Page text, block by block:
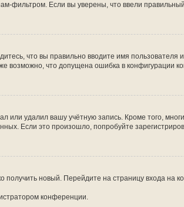
фильтром. Если вы уверены, что ввели
что вы правильно вводите имя
возможно, что допущена ошибка в конфигурации
или удалил вашу учётную запись. Кроме того,
Если это произошло, попробуйте
получить новый. Перейдите на страницу входа на
конференции.